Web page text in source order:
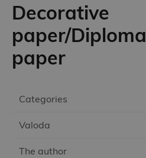
Categories
Valoda
The author
Decorative
paper/Diploma
paper